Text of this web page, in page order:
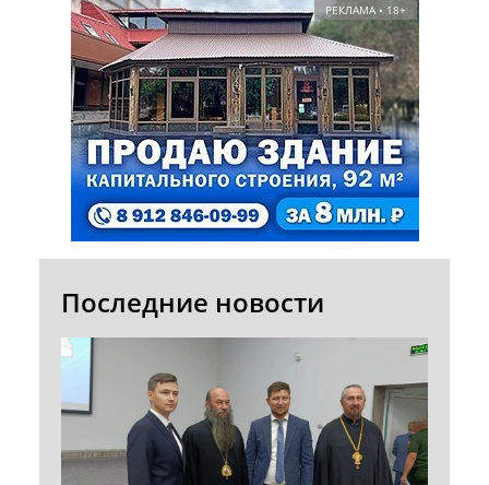
РЕКЛАМА • 18+
Последние новости